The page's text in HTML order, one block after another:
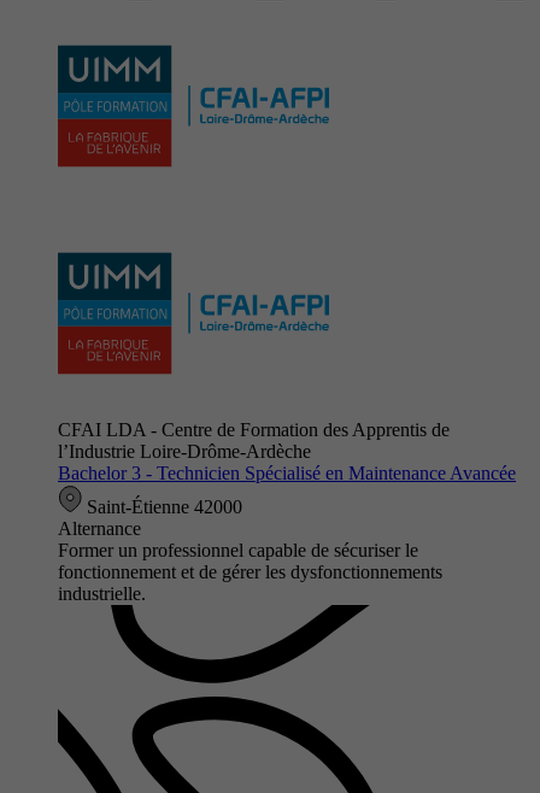
CFAI LDA - Centre de Formation des Apprentis de
l’Industrie Loire-Drôme-Ardèche
Bachelor 3 - Technicien Spécialisé en Maintenance Avancée
Saint-Étienne 42000
Alternance
Former un professionnel capable de sécuriser le
fonctionnement et de gérer les dysfonctionnements
industrielle.